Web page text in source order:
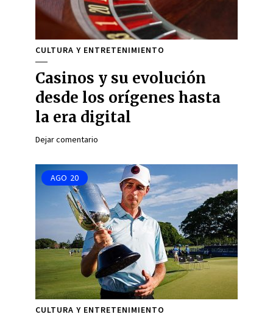
CULTURA Y ENTRETENIMIENTO
Casinos y su evolución
desde los orígenes hasta
la era digital
Dejar comentario
AGO 20
CULTURA Y ENTRETENIMIENTO